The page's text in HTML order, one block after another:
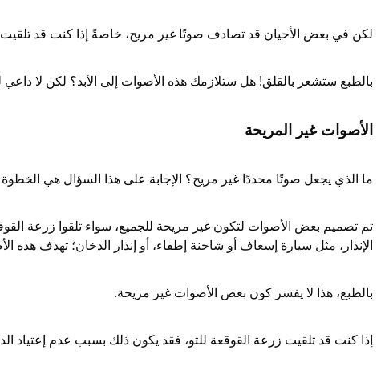
لكن في بعض الأحيان قد تصادف صوتًا غير مريح، خاصةً إذا كنت قد
بالطبع ستشعر بالقلق! هل ستلازمك هذه الأصوات إلى الأبد؟ لكن لا داعي
الأصوات غير المريحة
ما الذي يجعل صوتًا محددًا غير مريح؟ الإجابة على هذا السؤال هي الخطوة
تم تصميم بعض الأصوات لتكون غير مريحة للجميع، سواء تلقوا زرعة
الإنذار، مثل سيارة إسعاف أو شاحنة إطفاء، أو إنذار الدخان؛ تهدف
بالطبع، هذا لا يفسر كون بعض الأصوات غير مريحة.
إذا كنت قد تلقيت زرعة القوقعة للتو، فقد يكون ذلك بسبب عدم إعتياد